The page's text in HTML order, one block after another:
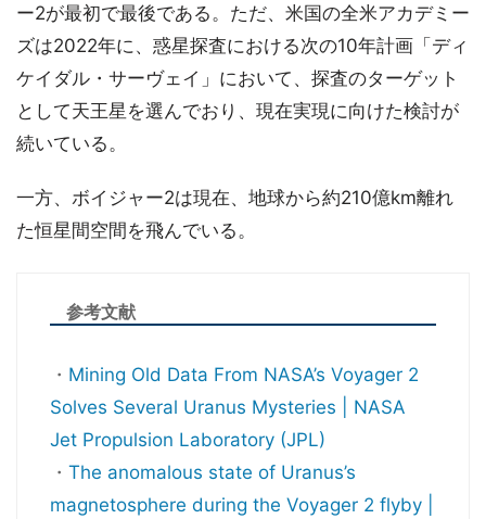
ー2が最初で最後である。ただ、米国の全米アカデミー
ズは2022年に、惑星探査における次の10年計画「ディ
ケイダル・サーヴェイ」において、探査のターゲット
として天王星を選んでおり、現在実現に向けた検討が
続いている。
一方、ボイジャー2は現在、地球から約210億km離れ
た恒星間空間を飛んでいる。
参考文献
・ Mining Old Data From NASA’s Voyager 2
Solves Several Uranus Mysteries | NASA
Jet Propulsion Laboratory (JPL)
・ The anomalous state of Uranus’s
magnetosphere during the Voyager 2 flyby |